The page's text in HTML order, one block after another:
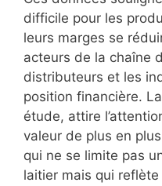
difficile pour les
leurs marges se
acteurs de la chaîne
distributeurs et les
position financière.
étude, attire
valeur de plus en
qui ne se limite pas
laitier mais qui reflète